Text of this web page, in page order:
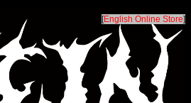
[English Online Store]